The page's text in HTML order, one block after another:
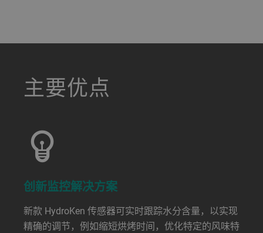
a decorative background image
主要优点
创新监控解决方案
新款 HydroKen 传感器可实时跟踪水分含量，以实现
精确的调节，例如缩短烘烤时间，优化特定的风味特